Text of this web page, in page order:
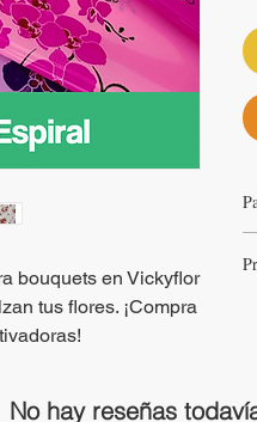
bouquets en Vickyflor
tus flores. ¡Compra
No hay reseñas